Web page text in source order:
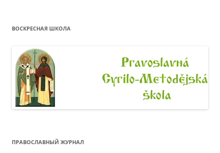
ВОСКРЕСНАЯ ШКОЛА
ПРАВОСЛАВНЫЙ ЖУРНАЛ